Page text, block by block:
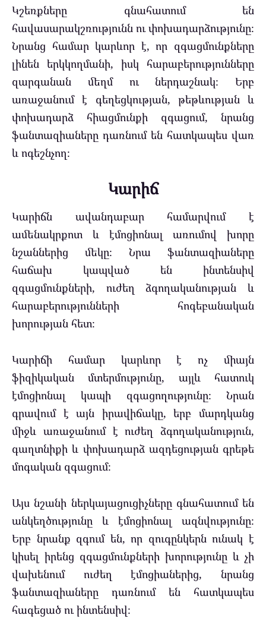
Կշեռքները գնահատում են
հավասարակշռությունն ու փոխադարձությունը։
Նրանց համար կարևոր է, որ զգացմունքները
լինեն երկկողմանի, իսկ հարաբերությունները
զարգանան մեղմ ու ներդաշնակ։ Երբ
առաջանում է գեղեցկության, թեթևության և
փոխադարձ հիացմունքի զգացում, նրանց
ֆանտազիաները դառնում են հատկապես վառ
և ոգեշնչող։
Կարիճ
Կարիճն ավանդաբար համարվում է
ամենակրքոտ և էմոցիոնալ առումով խորը
նշաններից մեկը։ Նրա ֆանտազիաները
հաճախ կապված են ինտենսիվ
զգացմունքների, ուժեղ ձգողականության և
հարաբերությունների հոգեբանական
խորության հետ։
Կարիճի համար կարևոր է ոչ միայն
ֆիզիկական մտերմությունը, այլև հատուկ
էմոցիոնալ կապի զգացողությունը։ Նրան
գրավում է այն իրավիճակը, երբ մարդկանց
միջև առաջանում է ուժեղ ձգողականություն,
գաղտնիքի և փոխադարձ ազդեցության գրեթե
մոգական զգացում։
Այս նշանի ներկայացուցիչները գնահատում են
անկեղծությունը և էմոցիոնալ ազնվությունը։
Երբ նրանք զգում են, որ զուգընկերն ունակ է
կիսել իրենց զգացմունքների խորությունը և չի
վախենում ուժեղ էմոցիաներից, նրանց
ֆանտազիաները դառնում են հատկապես
հագեցած ու ինտենսիվ։